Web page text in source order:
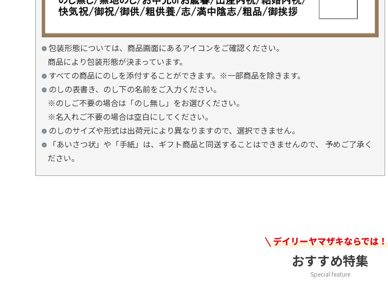
包装形態については、商品画面にあるアイコンをご確認ください。
商品により包装形態が決まっています。
すべての商品にのしを添付することができます。※一部商品を除きます。
のしの表書き、のし下の名前をご入力ください。
※のしご不要の場合は「のし無し」をお選びください。
※名入れご不要の場合は空白にしてください。
のしのサイズや形式は出荷元により異なりますので、選択できません。
「あいさつ状」や「手紙」は、ギフト商品と同送することはできませんので、 予めご了承く
ださい。
デイリーヤマザキならでは！
おすすめ特集
Special feature